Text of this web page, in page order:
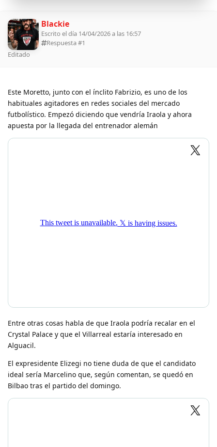
Blackie
Escrito el día 14/04/2026 a las 16:57
Respuesta #1
Editado
Este Moretto, junto con el ínclito Fabrizio, es uno de los
habituales agitadores en redes sociales del mercado
futbolístico. Empezó diciendo que vendría Iraola y ahora
apuesta por la llegada del entrenador alemán
Entre otras cosas habla de que Iraola podría recalar en el
Crystal Palace y que el Villarreal estaría interesado en
Alguacil.
El expresidente Elizegi no tiene duda de que el candidato
ideal sería Marcelino que, según comentan, se quedó en
Bilbao tras el partido del domingo.